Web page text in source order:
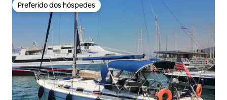
Preferido dos hóspedes
Preferido dos hóspedes